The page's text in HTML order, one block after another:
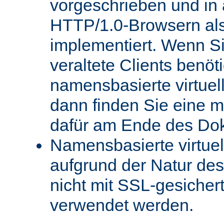
vorgeschrieben und in
HTTP/1.0-Browsern
implementiert. Wenn
veraltete Clients
namensbasierte
dann finden Sie eine
dafür am Ende des
Namensbasierte
aufgrund der Natur
nicht mit SSL-
verwendet werden.